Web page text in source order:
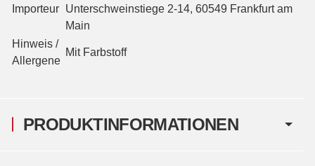
PRODUKTINFORMATIONEN
Importeur Unterschweinstiege 2-14, 60549 Frankfurt am
Main
Hinweis /
Allergene
Mit Farbstoff